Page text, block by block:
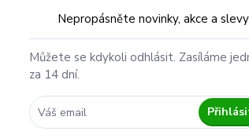
Nepropásněte novinky, akce a
Můžete se kdykoli odhlásit. Zasíláme
za 14 dní.